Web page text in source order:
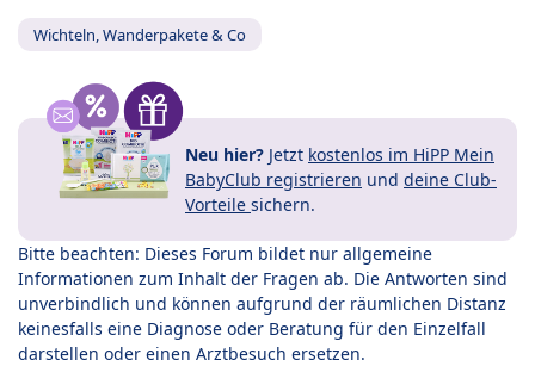
Wichteln, Wanderpakete & Co
Neu hier? Jetzt kostenlos im HiPP Mein
BabyClub registrieren und deine Club-
Vorteile sichern.
Bitte beachten: Dieses Forum bildet nur allgemeine
Informationen zum Inhalt der Fragen ab. Die Antworten sind
unverbindlich und können aufgrund der räumlichen Distanz
keinesfalls eine Diagnose oder Beratung für den Einzelfall
darstellen oder einen Arztbesuch ersetzen.